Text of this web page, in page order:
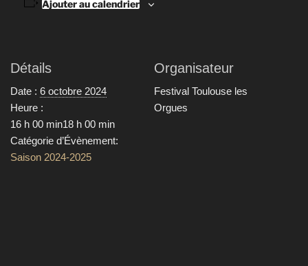
Ajouter au calendrier
Détails
Date : 6 octobre 2024
Heure :
16 h 00 min18 h 00 min
Catégorie d’Évènement:
Saison 2024-2025
Organisateur
Festival Toulouse les
Orgues